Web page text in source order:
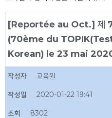
[Reportée au Oct.] 제 70
(70ème du
Korean) le 23 mai
작성자 교육원
작성일 2020-01-22 19:41
조회 8302